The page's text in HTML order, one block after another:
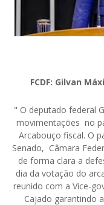
FCDF: Gilvan
" O deputado federal
movimentações no
Arcabouço fiscal. O
Senado, Câmara
de forma clara a
dia da votação do
reunido com a Vice-
Cajado garantindo